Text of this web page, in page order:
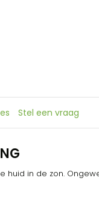
Stel een vraag
huid in de zon.